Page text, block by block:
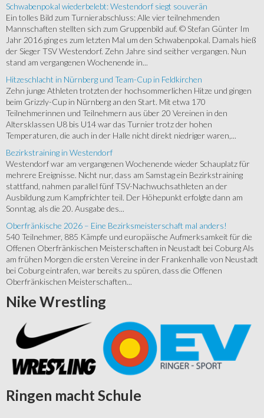
Schwabenpokal wiederbelebt: Westendorf siegt souverän
Ein tolles Bild zum Turnierabschluss: Alle vier teilnehmenden
Mannschaften stellten sich zum Gruppenbild auf. © Stefan Günter Im
Jahr 2016 ging es zum letzten Mal um den Schwabenpokal. Damals hieß
der Sieger TSV Westendorf. Zehn Jahre sind seither vergangen. Nun
stand am vergangenen Wochenende in...
Hitzeschlacht in Nürnberg und Team-Cup in Feldkirchen
Zehn junge Athleten trotzten der hochsommerlichen Hitze und gingen
beim Grizzly-Cup in Nürnberg an den Start. Mit etwa 170
Teilnehmerinnen und Teilnehmern aus über 20 Vereinen in den
Altersklassen U8 bis U14 war das Turnier trotz der hohen
Temperaturen, die auch in der Halle nicht direkt niedriger waren,...
Bezirkstraining in Westendorf
Westendorf war am vergangenen Wochenende wieder Schauplatz für
mehrere Ereignisse. Nicht nur, dass am Samstag ein Bezirkstraining
stattfand, nahmen parallel fünf TSV-Nachwuchsathleten an der
Ausbildung zum Kampfrichter teil. Der Höhepunkt erfolgte dann am
Sonntag, als die 20. Ausgabe des...
Oberfränkische 2026 – Eine Bezirksmeisterschaft mal anders!
540 Teilnehmer, 885 Kämpfe und europäische Aufmerksamkeit für die
Offenen Oberfränkischen Meisterschaften in Neustadt bei Coburg Als
am frühen Morgen die ersten Vereine in der Frankenhalle von Neustadt
bei Coburg eintrafen, war bereits zu spüren, dass die Offenen
Oberfränkischen Meisterschaften...
Nike Wrestling
Ringen macht Schule